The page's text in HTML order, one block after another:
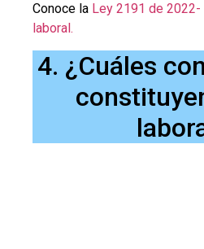
Conoce la Ley 2191 de
laboral.
4. ¿Cuáles